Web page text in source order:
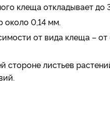
клеща откладывает до
0,14 мм.
от вида клеща –
листьев